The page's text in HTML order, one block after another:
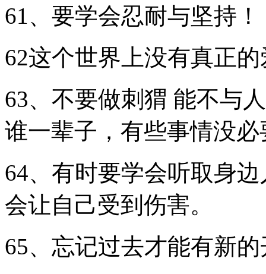
61、要学会忍耐与坚持！
62这个世界上没有真正
63、不要做刺猬 能不与
谁一辈子，有些事情没
64、有时要学会听取身
会让自己受到伤害。
65、忘记过去才能有新